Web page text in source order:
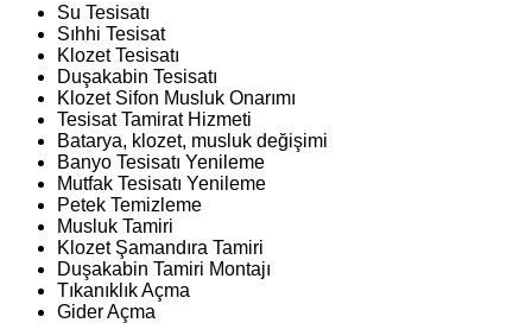
Su Tesisatı
Sıhhi Tesisat
Klozet Tesisatı
Duşakabin Tesisatı
Klozet Sifon Musluk Onarımı
Tesisat Tamirat Hizmeti
Batarya, klozet, musluk değişimi
Banyo Tesisatı Yenileme
Mutfak Tesisatı Yenileme
Petek Temizleme
Musluk Tamiri
Klozet Şamandıra Tamiri
Duşakabin Tamiri Montajı
Tıkanıklık Açma
Gider Açma